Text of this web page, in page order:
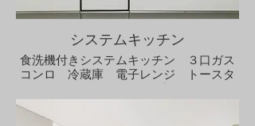
システムキッチン
食洗機付きシステムキッチン ３口ガス
コンロ 冷蔵庫 電子レンジ トースタ
ー 炊飯器 電気ケトル 調理器具 食
器 タコ焼き機 土鍋 カセットコン
ロ カトラリー 鍋 フライパン